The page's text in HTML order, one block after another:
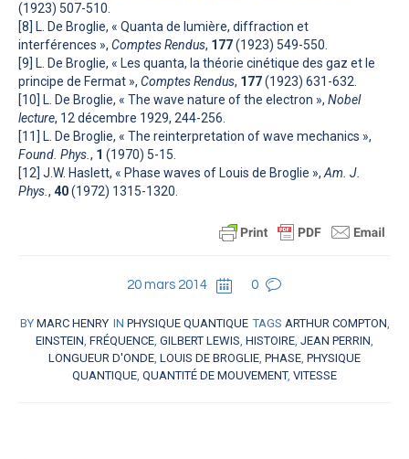
(1923) 507-510.
[8] L. De Broglie, « Quanta de lumière, diffraction et
interférences », Comptes Rendus, 177(1923) 549-550.
[9] L. De Broglie, « Les quanta, la théorie cinétique des gaz et le
principe de Fermat », Comptes Rendus, 177(1923) 631-632.
[10] L. De Broglie, « The wave nature of the electron », Nobel
lecture, 12 décembre 1929, 244-256.
[11] L. De Broglie, « The reinterpretation of wave mechanics »,
Found. Phys. , 1 (1970) 5-15.
[12] J.W. Haslett, « Phase waves of Louis de Broglie », Am. J.
Phys. , 40(1972) 1315-1320.
20 mars 2014 0
BY MARC HENRY IN PHYSIQUE QUANTIQUE TAGS ARTHUR COMPTON,
EINSTEIN, FRÉQUENCE, GILBERT LEWIS, HISTOIRE, JEAN PERRIN,
LONGUEUR D'ONDE, LOUIS DE BROGLIE, PHASE, PHYSIQUE
QUANTIQUE, QUANTITÉ DE MOUVEMENT, VITESSE